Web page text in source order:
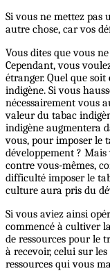
Si vous ne mettez pas
autre chose, car vos
Vous dites que vous
Cependant, vous
étranger. Quel que
indigène. Si vous
nécessairement vous
valeur du tabac
indigène augmentera
vous, pour imposer le
développement ?
contre vous-mêmes,
difficulté imposer le
culture aura pris du
Si vous aviez ainsi
commencé à cultiver
de ressources pour le
à recevoir, celui sur
ressources qui vous